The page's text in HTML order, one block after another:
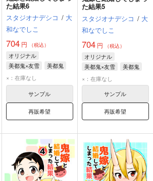
た結果6
スタジオナデシコ / 大
和なでしこ
704 円 （税込）
オリジナル
美都鬼×友雪
美都鬼
友雪
×：在庫なし
サンプル
再販希望
た結果5
スタジオナデシコ / 大
和なでしこ
704円 （税込）
オリジナル
美都鬼×友雪
美都鬼
友雪
×：在庫なし
サンプル
再販希望